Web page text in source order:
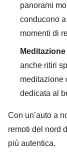
panorami
conducono
momenti di
anche ritiri
meditazione
dedicata al
Con un’auto a
remoti del nord
più autentica.